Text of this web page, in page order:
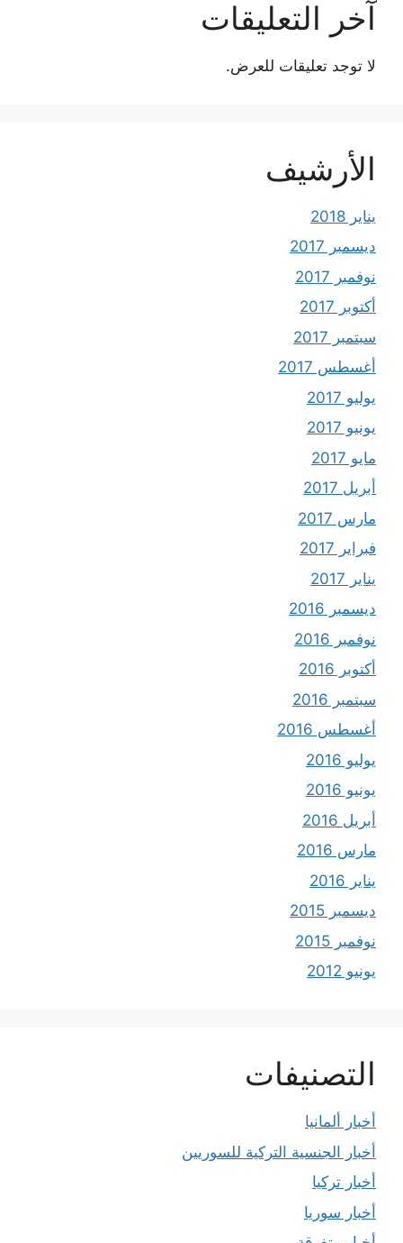
آخر التعليقات
لا توجد تعليقات للعرض.
الأرشيف
يناير 2018
ديسمبر 2017
نوفمبر 2017
أكتوبر 2017
سبتمبر 2017
أغسطس 2017
يوليو 2017
يونيو 2017
مايو 2017
أبريل 2017
مارس 2017
فبراير 2017
يناير 2017
ديسمبر 2016
نوفمبر 2016
أكتوبر 2016
سبتمبر 2016
أغسطس 2016
يوليو 2016
يونيو 2016
أبريل 2016
مارس 2016
يناير 2016
ديسمبر 2015
نوفمبر 2015
يونيو 2012
التصنيفات
أخبار ألمانيا
أخبار الجنسية التركية للسوريين
أخبار تركيا
أخبار سوريا